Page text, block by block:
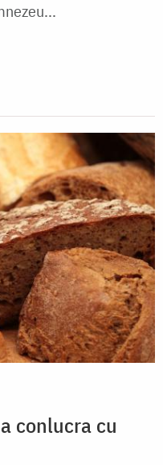
conlucra cu